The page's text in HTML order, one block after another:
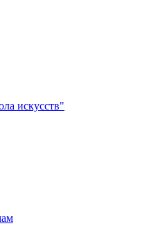
искусств"